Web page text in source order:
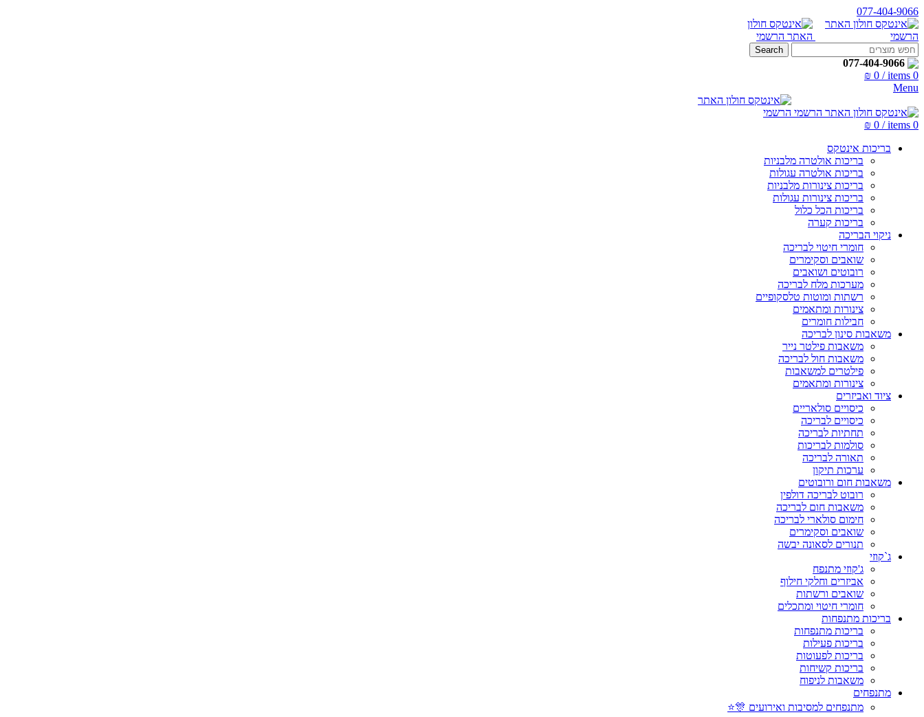
077-404-9066
Search
077-404-9066
0
items
/
₪ 0
Menu
0
items
/
₪ 0
בריכות אינטקס
בריכות אולטרה מלבניות
בריכות אולטרה עגולות
בריכות צינורות מלבניות
בריכות צינורות עגולות
בריכות הכל כלול
בריכות קערה
ניקוי הבריכה
חומרי חיטוי לבריכה
שואבים וסקימרים
רובוטים ושואבים
מערכות מלח לבריכה
רשתות ומוטות טלסקופיים
צינורות ומתאמים
חבילות חומרים
משאבות סינון לבריכה
משאבות פילטר נייר
משאבות חול לבריכה
פילטרים למשאבות
צינורות ומתאמים
ציוד ואביזרים
כיסויים סולאריים
כיסויים לבריכה
תחתיות לבריכה
סולמות לבריכות
תאורה לבריכה
ערכות תיקון
משאבות חום ורובוטים
רובוט לבריכה דולפין
משאבות חום לבריכה
חימום סולארי לבריכה
שואבים וסקימרים
תנורים לסאונה יבשה
ג`קוזי
ג'קוזי מתנפח
אביזרים וחלקי חילוף
שואבים ורשתות
חומרי חיטוי ומתכלים
בריכות מתנפחות
בריכות מתנפחות
בריכות פעילות
בריכות לפעוטות
בריכות קשיחות
משאבות לניפוח
מתנפחים
מתנפחים למסיבות ואירועים 🎊⭐